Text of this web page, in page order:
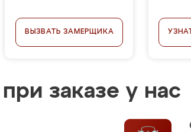
ВЫЗВАТЬ ЗАМЕРЩИКА
заказе у нас